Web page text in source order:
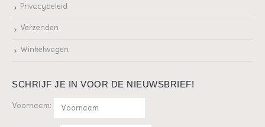
Privacybeleid
Verzenden
Winkelwagen
SCHRIJF JE IN VOOR DE NIEUWSBRIEF!
Voornaam: